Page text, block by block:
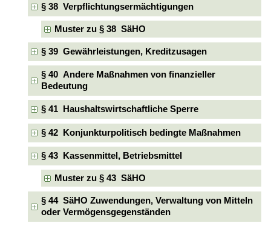
§ 38 Verpflichtungsermächtigungen
Muster zu § 38 SäHO
§ 39 Gewährleistungen, Kreditzusagen
§ 40 Andere Maßnahmen von finanzieller
Bedeutung
§ 41 Haushaltswirtschaftliche Sperre
§ 42 Konjunkturpolitisch bedingte Maßnahmen
§ 43 Kassenmittel, Betriebsmittel
Muster zu § 43 SäHO
§ 44 SäHO Zuwendungen, Verwaltung von Mitteln
oder Vermögensgegenständen